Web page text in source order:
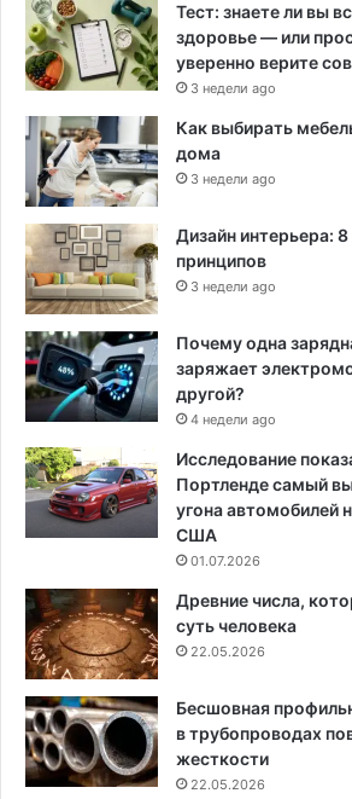
Тест: знаете ли вы
здоровье — или
уверенно верите
3 недели ago
Как выбирать
дома
3 недели ago
Дизайн интерьера:
принципов
3 недели ago
Почему одна
заряжает
другой?
4 недели ago
Исследование
Портленде самый
угона автомобилей
США
01.07.2026
Древние числа,
суть человека
22.05.2026
Бесшовная
в трубопроводах
жесткости
22.05.2026